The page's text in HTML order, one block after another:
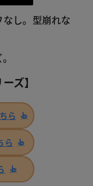
し。型崩れな
ズ】
ら
ら